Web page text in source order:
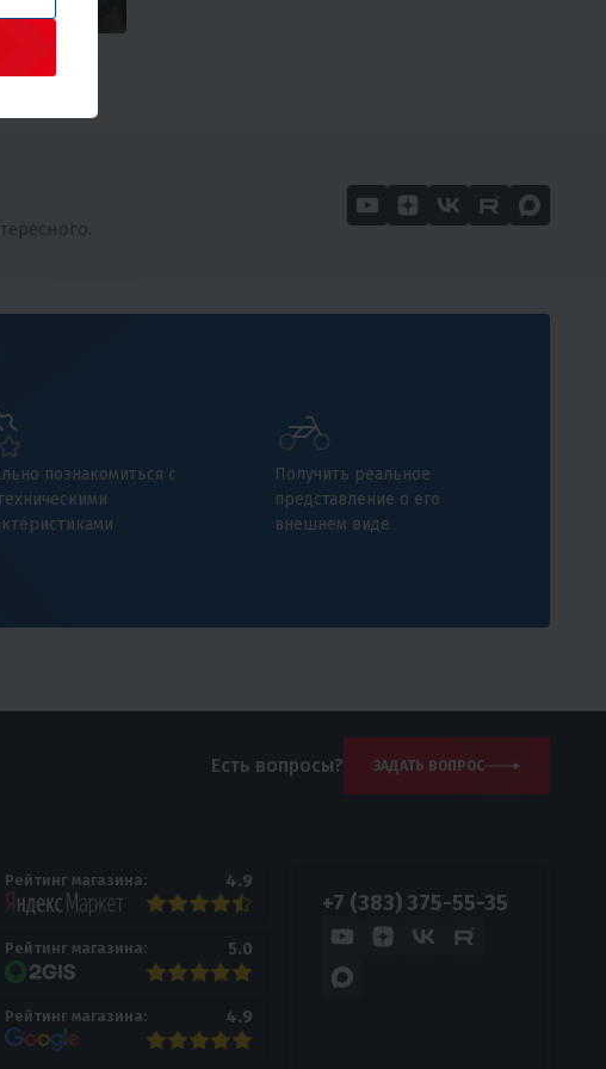
познакомиться с
Получить реальное
представление о его
внешнем виде
Есть вопросы? ЗАДАТЬ ВОПРОС
Рейтинг магазина: 4.9
Рейтинг магазина: 5.0
Рейтинг магазина: 4.9
+7 (383) 375-55-35